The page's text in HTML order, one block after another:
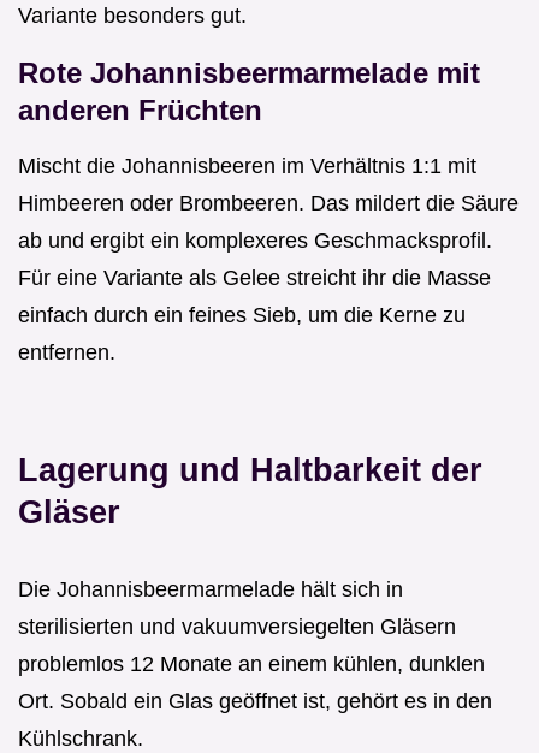
Variante besonders gut.
Rote Johannisbeermarmelade mit
anderen Früchten
Mischt die Johannisbeeren im Verhältnis 1:1 mit
Himbeeren oder Brombeeren. Das mildert die Säure
ab und ergibt ein komplexeres Geschmacksprofil.
Für eine Variante als Gelee streicht ihr die Masse
einfach durch ein feines Sieb, um die Kerne zu
entfernen.
Lagerung und Haltbarkeit der
Gläser
Die Johannisbeermarmelade hält sich in
sterilisierten und vakuumversiegelten Gläsern
problemlos 12 Monate an einem kühlen, dunklen
Ort. Sobald ein Glas geöffnet ist, gehört es in den
Kühlschrank.